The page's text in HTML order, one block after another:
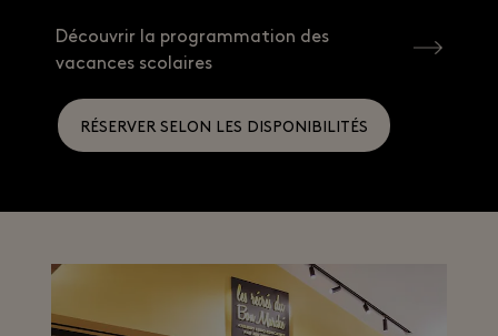
Découvrir la programmation des
vacances scolaires
RÉSERVER SELON LES DISPONIBILITÉS